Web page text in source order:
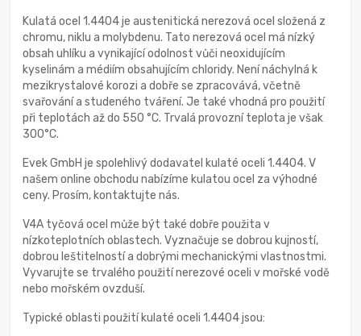
Kulatá ocel 1.4404 je austenitická nerezová ocel složená z
chromu, niklu a molybdenu. Tato nerezová ocel má nízký
obsah uhlíku a vynikající odolnost vůči neoxidujícím
kyselinám a médiím obsahujícím chloridy. Není náchylná k
mezikrystalové korozi a dobře se zpracovává, včetně
svařování a studeného tváření. Je také vhodná pro použití
při teplotách až do 550 °C. Trvalá provozní teplota je však
300°C.
Evek GmbH je spolehlivý dodavatel kulaté oceli 1.4404. V
našem online obchodu nabízíme kulatou ocel za výhodné
ceny. Prosím, kontaktujte nás.
V4A tyčová ocel může být také dobře použita v
nízkoteplotních oblastech. Vyznačuje se dobrou kujností,
dobrou leštitelností a dobrými mechanickými vlastnostmi.
Vyvarujte se trvalého použití nerezové oceli v mořské vodě
nebo mořském ovzduší.
Typické oblasti použití kulaté oceli 1.4404 jsou: